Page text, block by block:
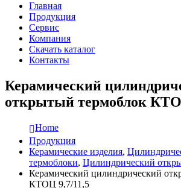
Главная
Продукция
Сервис
Компания
Скачать каталог
Контакты
Керамический
открытый термоблок
Home
Продукция
Керамические изделия,
термоблоки, Цилиндрический
Керамический цилиндрический
КТОЦ 9,7/11,5